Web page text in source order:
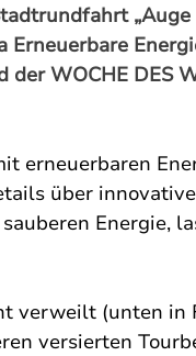
Erneuerbare
WOCHE DES
erneuerbaren
über
Energie,
verweilt (unten in
versierten